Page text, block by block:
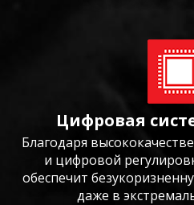
Цифровая
Благодаря
и цифровой
обеспечит
даже в